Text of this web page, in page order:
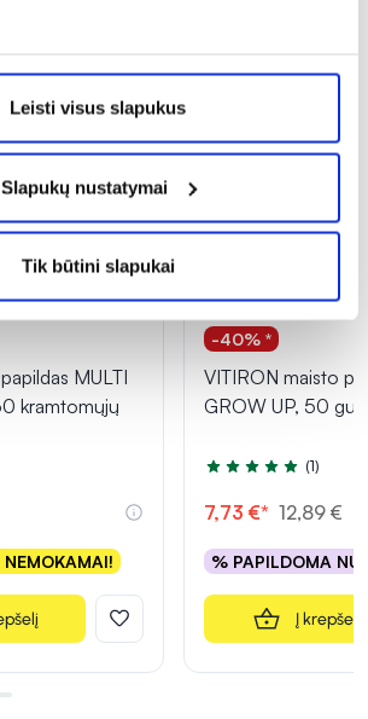
Leisti visus slapukus
Slapukų nustatymai
Tik būtini slapukai
MULTI
kramtomųjų
5
-40% *
VITIRON maisto
GROW UP, 50
Įvertinimas 5.0 iš 5
(1)
7,73 €* 12,89 €
% PAPILDOMA
Į krepšelį